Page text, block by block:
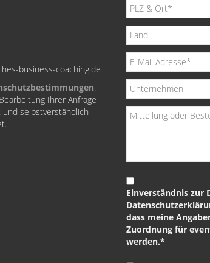
business-coaching.de
.
Ihrer Anfrage
selbstverständlich
Einverständnis zur
dass meine
Zuordnung für
werden.*